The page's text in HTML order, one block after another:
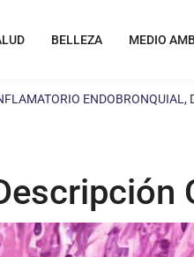
BELLEZA MEDIO
ENDOBRONQUIAL,